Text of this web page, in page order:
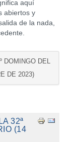
aquí
abiertos y
de la nada,
DOMINGO DEL
DE 2023)
32ª
(14